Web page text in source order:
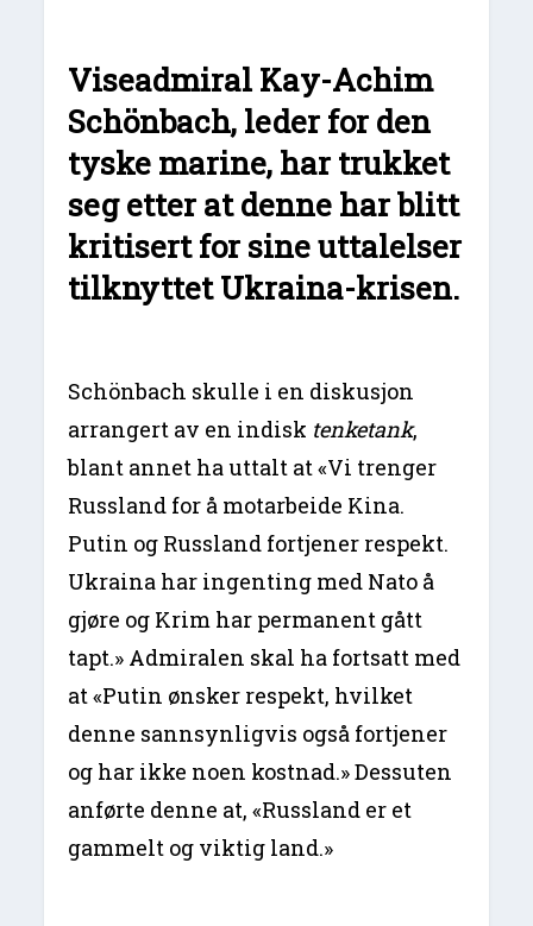
Viseadmiral Kay-Achim
Schönbach, leder for den
tyske marine, har trukket
seg etter at denne har blitt
kritisert for sine uttalelser
tilknyttet Ukraina-krisen.
Schönbach skulle i en diskusjon
arrangert av en indisk tenketank,
blant annet ha uttalt at «Vi trenger
Russland for å motarbeide Kina.
Putin og Russland fortjener respekt.
Ukraina har ingenting med Nato å
gjøre og Krim har permanent gått
tapt.» Admiralen skal ha fortsatt med
at «Putin ønsker respekt, hvilket
denne sannsynligvis også fortjener
og har ikke noen kostnad.» Dessuten
anførte denne at, «Russland er et
gammelt og viktig land.»